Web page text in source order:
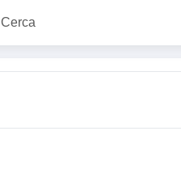
Cerca